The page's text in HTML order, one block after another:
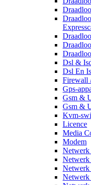
Dsl &
Dsl En
Firewall
Gps-
Gsm &
Gsm &
Kvm-
Licence
Media
Modem
Netwerk
Netwerk
Netwerk
Netwerk